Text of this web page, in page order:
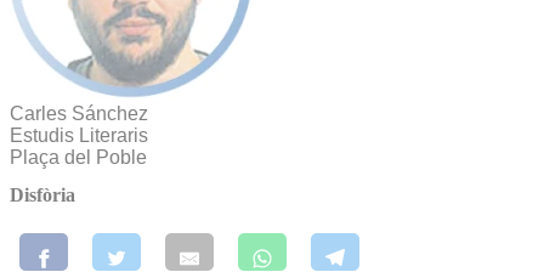
Carles Sánchez
Estudis Literaris
Plaça del Poble
Disfòria